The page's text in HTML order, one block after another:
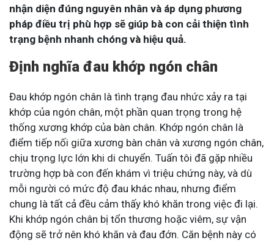
nhận diện đúng nguyên nhân và áp dụng phương
pháp điều trị phù hợp sẽ giúp bà con cải thiện tình
trạng bệnh nhanh chóng và hiệu quả.
Định nghĩa đau khớp ngón chân
Đau khớp ngón chân là tình trạng đau nhức xảy ra tại
khớp của ngón chân, một phần quan trọng trong hệ
thống xương khớp của bàn chân. Khớp ngón chân là
điểm tiếp nối giữa xương bàn chân và xương ngón chân,
chịu trọng lực lớn khi di chuyển. Tuấn tôi đã gặp nhiều
trường hợp bà con đến khám vì triệu chứng này, và dù
mỗi người có mức độ đau khác nhau, nhưng điểm
chung là tất cả đều cảm thấy khó khăn trong việc đi lại.
Khi khớp ngón chân bị tổn thương hoặc viêm, sự vận
động sẽ trở nên khó khăn và đau đớn. Căn bệnh này có